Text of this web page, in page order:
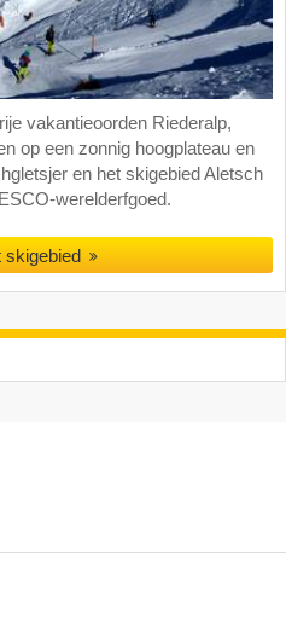
vakantieoorden Riederalp,
op een zonnig hoogplateau en
en het skigebied Aletsch
werelderfgoed.
skigebied